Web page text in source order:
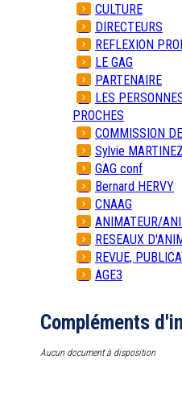
CULTURE
DIRECTEURS
REFLEXION
LE GAG
PARTENAIRE
LES
PROCHES
COMMISSION
Sylvie MARTINEZ
GAG conf
Bernard HERVY
CNAAG
ANIMATEUR/
RESEAUX
REVUE,
AGE3
Compléments
Aucun document à disposition